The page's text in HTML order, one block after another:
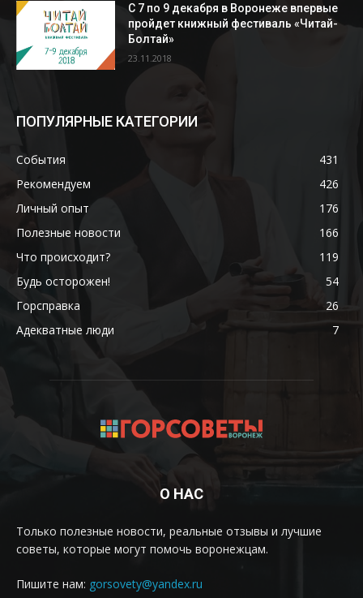
С 7 по 9 декабря в Воронеже впервые
пройдет книжный фестиваль «Читай-
Болтай»
23.11.2018
ПОПУЛЯРНЫЕ КАТЕГОРИИ
События
431
Рекомендуем
426
Личный опыт
176
Полезные новости
166
Что происходит?
119
Будь осторожен!
54
Горсправка
26
Адекватные люди
7
О НАС
Только полезные новости, реальные отзывы и лучшие
советы, которые могут помочь воронежцам.
Пишите нам: gorsovety@yandex.ru